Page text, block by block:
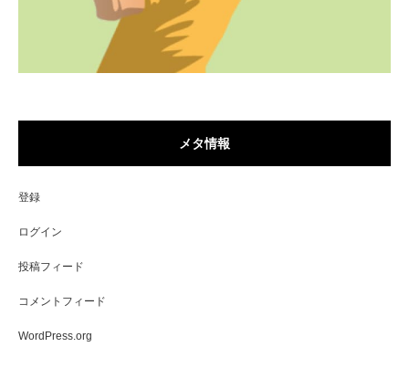
メタ情報
登録
ログイン
投稿フィード
コメントフィード
WordPress.org